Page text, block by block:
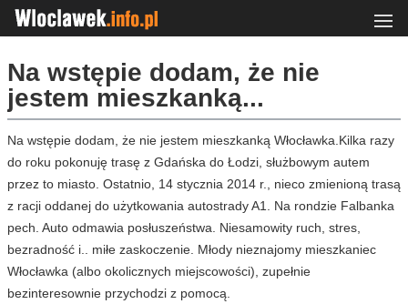
Na wstępie dodam, że nie
jestem mieszkanką...
Na wstępie dodam, że nie jestem mieszkanką Włocławka.Kilka razy
do roku pokonuję trasę z Gdańska do Łodzi, służbowym autem
przez to miasto. Ostatnio, 14 stycznia 2014 r., nieco zmienioną trasą
z racji oddanej do użytkowania autostrady A1. Na rondzie Falbanka
pech. Auto odmawia posłuszeństwa. Niesamowity ruch, stres,
bezradność i.. miłe zaskoczenie. Młody nieznajomy mieszkaniec
Włocławka (albo okolicznych miejscowości), zupełnie
bezinteresownie przychodzi z pomocą.